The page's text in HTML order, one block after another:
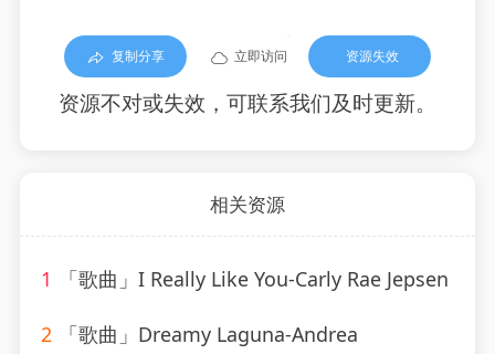
复制分享 立即访问 资源失效
资源不对或失效，可联系我们及时更新。
相关资源
1 「歌曲」I Really Like You-Carly Rae Jepsen
2 「歌曲」Dreamy Laguna-Andrea